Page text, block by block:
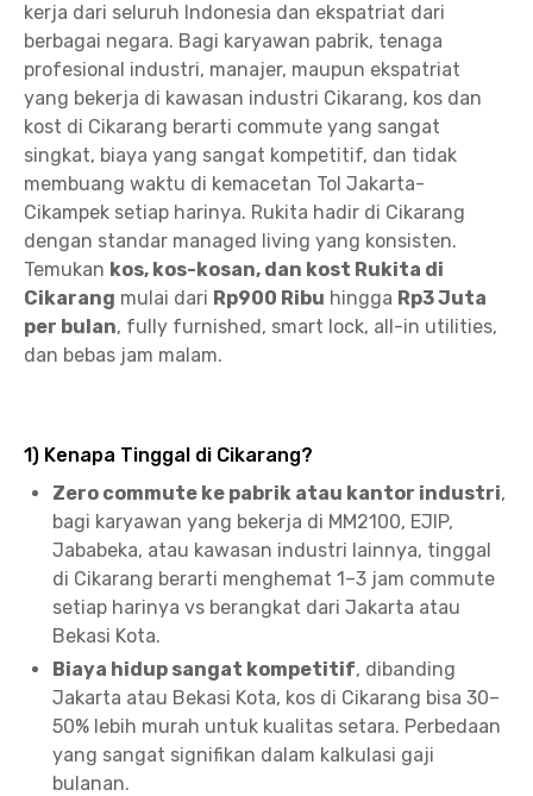
kerja dari seluruh Indonesia dan ekspatriat dari
berbagai negara. Bagi karyawan pabrik, tenaga
profesional industri, manajer, maupun ekspatriat
yang bekerja di kawasan industri Cikarang, kos dan
kost di Cikarang berarti commute yang sangat
singkat, biaya yang sangat kompetitif, dan tidak
membuang waktu di kemacetan Tol Jakarta-
Cikampek setiap harinya. Rukita hadir di Cikarang
dengan standar managed living yang konsisten.
Temukan kos, kos-kosan, dan kost Rukita di
Cikarang mulai dari Rp900 Ribu hingga Rp3 Juta
per bulan, fully furnished, smart lock, all-in utilities,
dan bebas jam malam.
1) Kenapa Tinggal di Cikarang?
Zero commute ke pabrik atau kantor industri,
bagi karyawan yang bekerja di MM2100, EJIP,
Jababeka, atau kawasan industri lainnya, tinggal
di Cikarang berarti menghemat 1–3 jam commute
setiap harinya vs berangkat dari Jakarta atau
Bekasi Kota.
Biaya hidup sangat kompetitif, dibanding
Jakarta atau Bekasi Kota, kos di Cikarang bisa 30–
50% lebih murah untuk kualitas setara. Perbedaan
yang sangat signifikan dalam kalkulasi gaji
bulanan.